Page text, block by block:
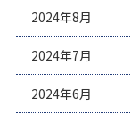
2024年8月
2024年7月
2024年6月